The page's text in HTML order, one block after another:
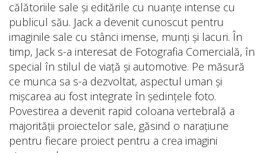
călătoriile sale și editările cu nuanțe intense cu
publicul său. Jack a devenit cunoscut pentru
imaginile sale cu stânci imense, munți și lacuri. În
timp, Jack s-a interesat de Fotografia Comercială, în
special în stilul de viață și automotive. Pe măsură
ce munca sa s-a dezvoltat, aspectul uman și
mișcarea au fost integrate în ședințele foto.
Povestirea a devenit rapid coloana vertebrală a
majorității proiectelor sale, găsind o narațiune
pentru fiecare proiect pentru a crea imagini